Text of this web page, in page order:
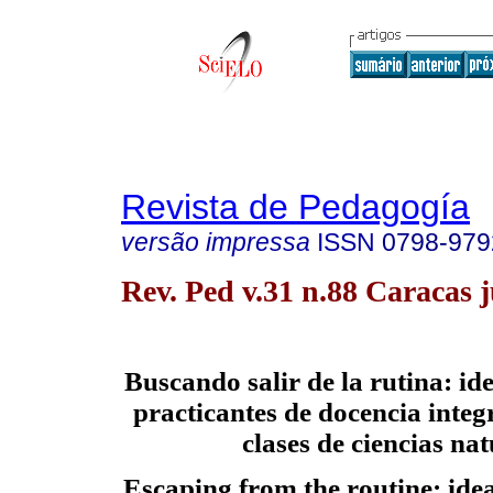
Revista de Pedagogía
versão impressa ISSN 0798-
Rev. Ped v.31 n.88 Caracas
Buscando salir de la rutina:
practicantes de docencia
clases de ciencias